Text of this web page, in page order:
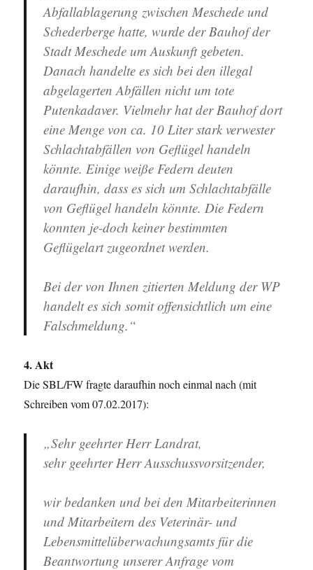
Abfallablagerung zwischen Meschede und
Schederberge hatte, wurde der Bauhof der
Stadt Meschede um Auskunft gebeten.
Danach handelte es sich bei den illegal
abgelagerten Abfällen nicht um tote
Putenkadaver. Vielmehr hat der Bauhof dort
eine Menge von ca. 10 Liter stark verwester
Schlachtabfällen von Geflügel handeln
könnte. Einige weiße Federn deuten
daraufhin, dass es sich um Schlachtabfälle
von Geflügel handeln könnte. Die Federn
konnten je-doch keiner bestimmten
Geflügelart zugeordnet werden.
Bei der von Ihnen zitierten Meldung der WP
handelt es sich somit offensichtlich um eine
Falschmeldung.“
4. Akt
Die SBL/FW fragte daraufhin noch einmal nach (mit
Schreiben vom 07.02.2017):
„Sehr geehrter Herr Landrat,
sehr geehrter Herr Ausschussvorsitzender,
wir bedanken und bei den Mitarbeiterinnen
und Mitarbeitern des Veterinär- und
Lebensmittelüberwachungsamts für die
Beantwortung unserer Anfrage vom